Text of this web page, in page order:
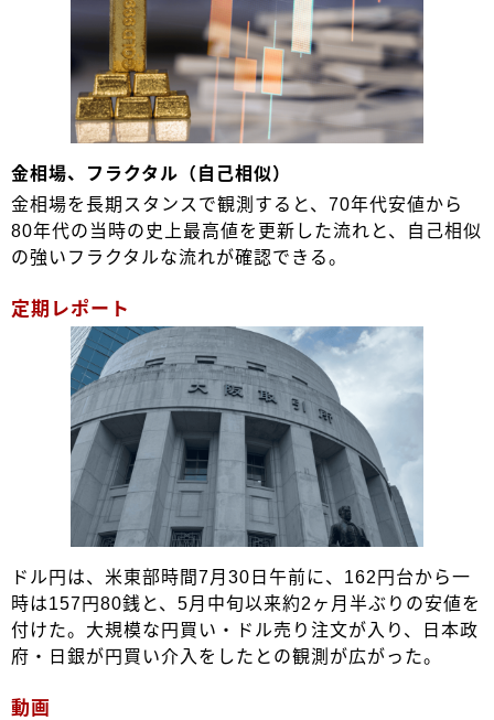
金相場、フラクタル（自己相似）
金相場を長期スタンスで観測すると、70年代安値から
80年代の当時の史上最高値を更新した流れと、自己相似
の強いフラクタルな流れが確認できる。
定期レポート
ドル円は、米東部時間7月30日午前に、162円台から一
時は157円80銭と、5月中旬以来約2ヶ月半ぶりの安値を
付けた。大規模な円買い・ドル売り注文が入り、日本政
府・日銀が円買い介入をしたとの観測が広がった。
動画